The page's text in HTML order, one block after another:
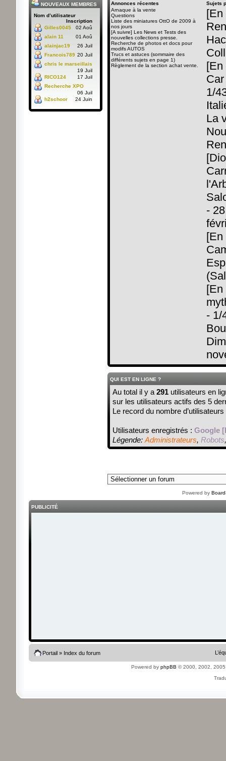
NOUVEAUX MEMBRES
Nom d’utilisateur
Inscription
Gilles0045
02 Aoû
alain 11
01 Aoû
alainjac19
26 Juil
Francois789 20 Juil
chris le marseillais
19 Juil
RICO124
17 Juil
Recherche XPO
06 Juil
h2schoor
24 Juin
Annonces récentes
Sujets
Arnaque à la vente
Questions
Liste des miniatures OttO de 2009 à
nos jours
[A suivre] Les News et Tests des
nouvelles collections presse.
Recherche de photos et docs pour
modifs AUTOS
Trucs et astuces (sommaire des
différents sujets en page 1)
Règlement de la section achat vente.
[En
[En
1/
La
-
[En
[En
- 1/
QUI EST EN LIGNE ?
Au total il y a 291utilisateurs en
sur les utilisateurs actifs des 5
Le record du nombre
Utilisateurs enregistrés : Google
Légende: Administrateurs, Robots
Powered by
PUBLICITÉ
Portail» Index du forum
Powered by phpBB © 2000, 2002,